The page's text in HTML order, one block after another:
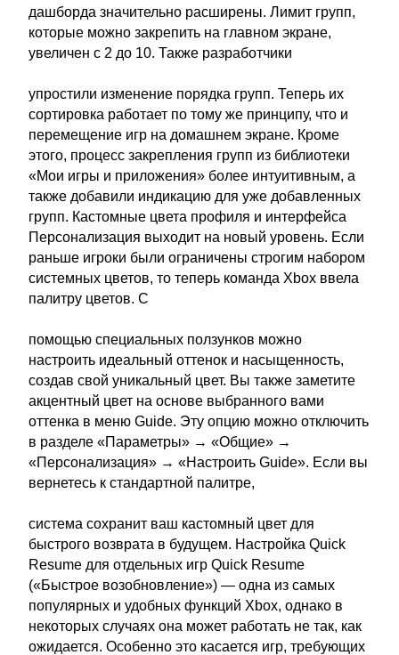
дашборда значительно расширены. Лимит групп,
которые можно закрепить на главном экране,
увеличен с 2 до 10. Также разработчики
упростили изменение порядка групп. Теперь их
сортировка работает по тому же принципу, что и
перемещение игр на домашнем экране. Кроме
этого, процесс закрепления групп из библиотеки
«Мои игры и приложения» более интуитивным, а
также добавили индикацию для уже добавленных
групп. Кастомные цвета профиля и интерфейса
Персонализация выходит на новый уровень. Если
раньше игроки были ограничены строгим набором
системных цветов, то теперь команда Xbox ввела
палитру цветов. С
помощью специальных ползунков можно
настроить идеальный оттенок и насыщенность,
создав свой уникальный цвет. Вы также заметите
акцентный цвет на основе выбранного вами
оттенка в меню Guide. Эту опцию можно отключить
в разделе «Параметры» → «Общие» →
«Персонализация» → «Настроить Guide». Если вы
вернетесь к стандартной палитре,
система сохранит ваш кастомный цвет для
быстрого возврата в будущем. Настройка Quick
Resume для отдельных игр Quick Resume
(«Быстрое возобновление») — одна из самых
популярных и удобных функций Xbox, однако в
некоторых случаях она может работать не так, как
ожидается. Особенно это касается игр, требующих